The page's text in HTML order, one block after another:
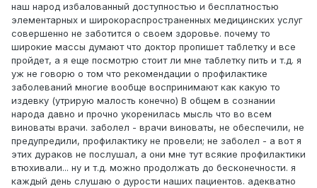
наш народ избалованный доступностью и бесплатностью
элементарных и широкораспространенных медицинских услуг
совершенно не заботится о своем здоровье. почему то
широкие массы думают что доктор пропишет таблетку и все
пройдет, а я еще посмотрю стоит ли мне таблетку пить и т.д. я
уж не говорю о том что рекомендации о профилактике
заболеваний многие вообще воспринимают как какую то
издевку (утрирую малость конечно) В общем в сознании
народа давно и прочно укоренилась мысль что во всем
виноваты врачи. заболел - врачи виноваты, не обеспечили, не
предупредили, профилактику не провели; не заболел - а вот я
этих дураков не послушал, а они мне тут всякие профилактики
втюхивали... ну и т.д. можно продолжать до бесконечности. я
каждый день слушаю о дурости наших пациентов. адекватно